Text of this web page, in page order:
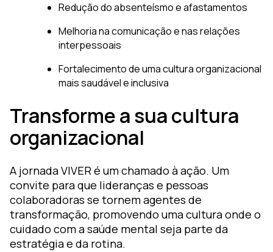
Redução do absenteísmo e afastamentos
Melhoria na comunicação e nas relações
interpessoais
Fortalecimento de uma cultura organizacional
mais saudável e inclusiva
Transforme a sua cultura
organizacional
A jornada VIVER é um chamado à ação. Um
convite para que lideranças e pessoas
colaboradoras se tornem agentes de
transformação, promovendo uma cultura onde o
cuidado com a saúde mental seja parte da
estratégia e da rotina.